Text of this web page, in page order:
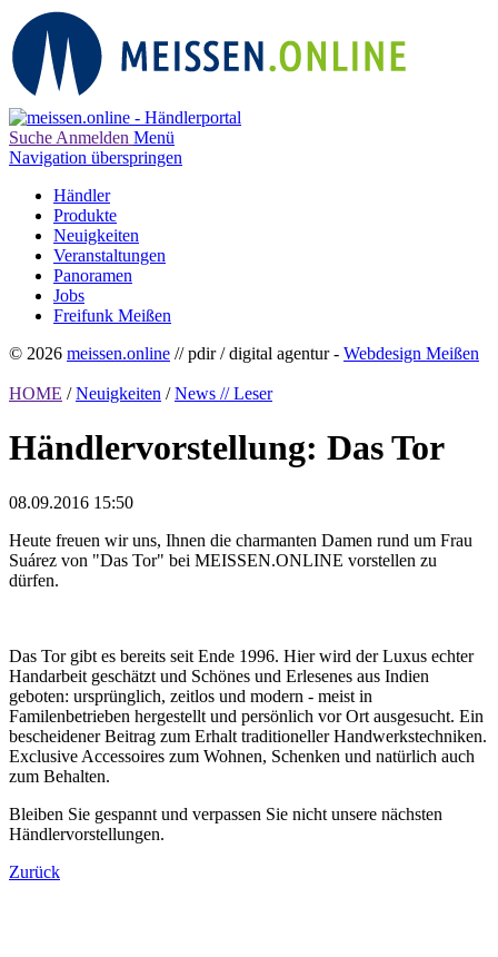
Suche Anmelden Menü
Navigation überspringen
Händler
Produkte
Neuigkeiten
Veranstaltungen
Panoramen
Jobs
Freifunk Meißen
© 2026 meissen.online // pdir / digital agentur - Webdesign Meißen
HOME / Neuigkeiten / News // Leser
Händlervorstellung: Das Tor
08.09.2016 15:50
Heute freuen wir uns, Ihnen die charmanten Damen rund um Frau
Suárez von "Das Tor" bei MEISSEN.ONLINE vorstellen zu
dürfen.
Das Tor gibt es bereits seit Ende 1996. Hier wird der Luxus echter
Handarbeit geschätzt und Schönes und Erlesenes aus Indien
geboten: ursprünglich, zeitlos und modern - meist in
Familenbetrieben hergestellt und persönlich vor Ort ausgesucht. Ein
bescheidener Beitrag zum Erhalt traditioneller Handwerkstechniken.
Exclusive Accessoires zum Wohnen, Schenken und natürlich auch
zum Behalten.
Bleiben Sie gespannt und verpassen Sie nicht unsere nächsten
Händlervorstellungen.
Zurück